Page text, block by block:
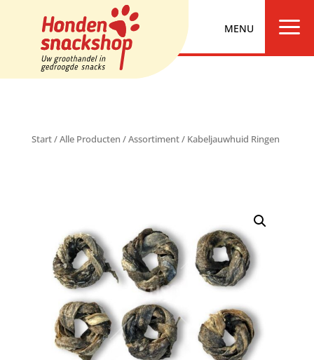
a
Start/Alle Producten /Assortiment/ Kabeljauwhuid Ringen